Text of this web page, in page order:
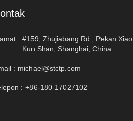
: #159, Zhujiabang Rd., Pekan Xiao
Kun Shan, Shanghai, China
: michael@stctp.com
: +86-180-17027102